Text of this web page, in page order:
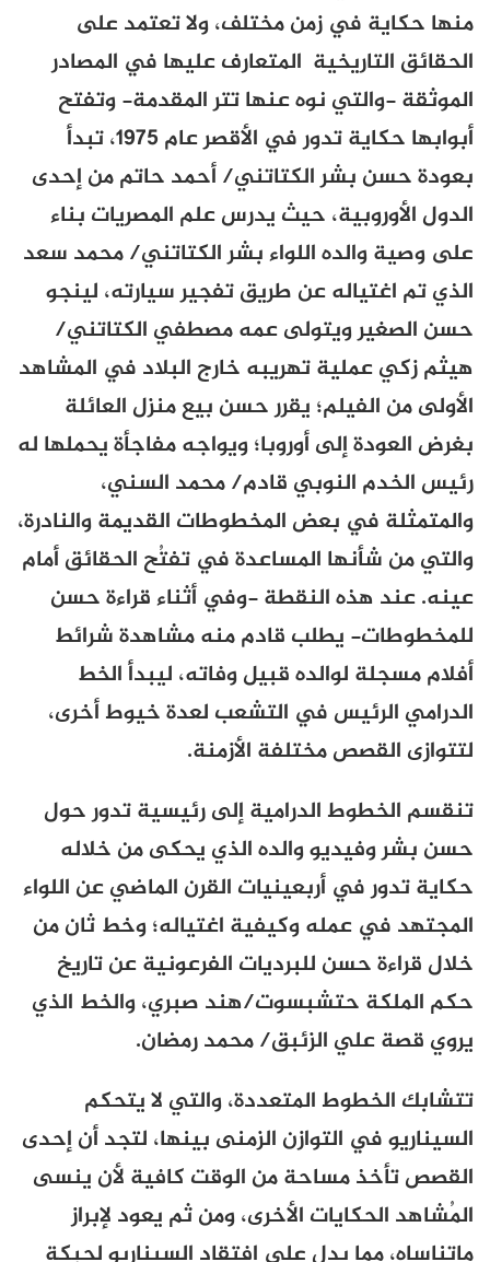
منها حكاية في زمن مختلف، ولا تعتمد على
الحقائق التاريخية المتعارف عليها في المصادر
الموثقة -والتي نوه عنها تتر المقدمة- وتفتح
أبوابها حكاية تدور في الأقصر عام 1975، تبدأ
بعودة حسن بشر الكتاتني/ أحمد حاتم من إحدى
الدول الأوروبية، حيث يدرس علم المصريات بناء
على وصية والده اللواء بشر الكتاتني/ محمد سعد
الذي تم اغتياله عن طريق تفجير سيارته، لينجو
حسن الصغير ويتولى عمه مصطفي الكتاتني/
هيثم زكي عملية تهريبه خارج البلاد في المشاهد
الأولى من الفيلم؛ يقرر حسن بيع منزل العائلة
بغرض العودة إلى أوروبا؛ ويواجه مفاجأة يحملها له
رئيس الخدم النوبي قادم/ محمد السني،
والمتمثلة في بعض المخطوطات القديمة والنادرة،
والتي من شأنها المساعدة في تفتُح الحقائق أمام
عينه. عند هذه النقطة -وفي أثناء قراءة حسن
للمخطوطات- يطلب قادم منه مشاهدة شرائط
أفلام مسجلة لوالده قبيل وفاته، ليبدأ الخط
الدرامي الرئيس في التشعب لعدة خيوط أخرى،
لتتوازى القصص مختلفة الأزمنة.
تنقسم الخطوط الدرامية إلى رئيسية تدور حول
حسن بشر وفيديو والده الذي يحكى من خلاله
حكاية تدور في أربعينيات القرن الماضي عن اللواء
المجتهد في عمله وكيفية اغتياله؛ وخط ثان من
خلال قراءة حسن للبرديات الفرعونية عن تاريخ
حكم الملكة حتشبسوت/هند صبري، والخط الذي
يروي قصة علي الزئبق/ محمد رمضان.
تتشابك الخطوط المتعددة، والتي لا يتحكم
السيناريو في التوازن الزمنى بينها، لتجد أن إحدى
القصص تأخذ مساحة من الوقت كافية لأن ينسى
المُشاهد الحكايات الأخرى، ومن ثم يعود لإبراز